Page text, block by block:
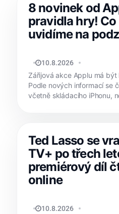
8 novinek od
pravidla hry!
uvidíme na
JAN HOLEŠ
10.8.2026
Zářijová akce Applu má
Podle nových informací se
včetně skládacího iPhonu,
Ted Lasso se
TV+ po třech
premiérový díl
online
MATYÁŠ KOZÁK
10.8.2026